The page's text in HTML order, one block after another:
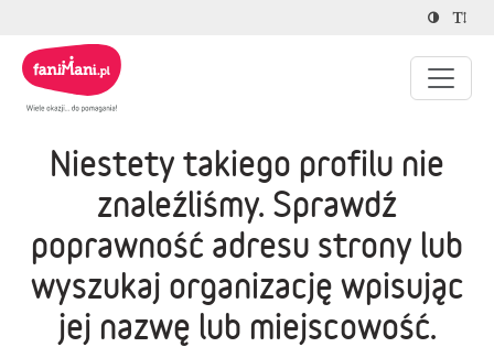
Niestety takiego profilu nie
znaleźliśmy. Sprawdź
poprawność adresu strony lub
wyszukaj organizację wpisując
jej nazwę lub miejscowość.